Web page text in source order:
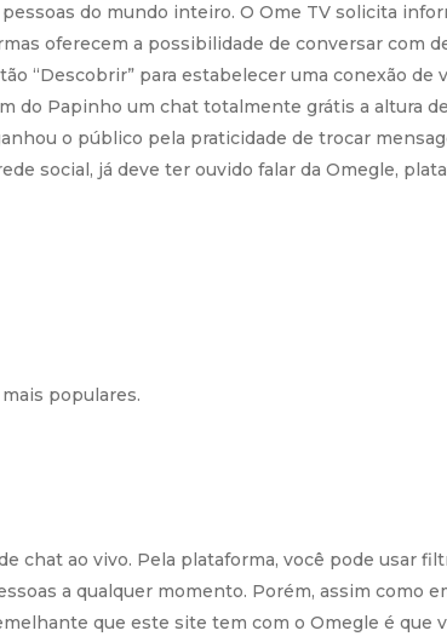
do mundo inteiro. O Ome TV solicita
oferecem a possibilidade de conversar com
“Descobrir” para estabelecer uma conexão de
do Papinho um chat totalmente grátis a altura
o público pela praticidade de trocar
social, já deve ter ouvido falar da Omegle,
populares.
ao vivo. Pela plataforma, você pode usar
a qualquer momento. Porém, assim como
que este site tem com o Omegle é que